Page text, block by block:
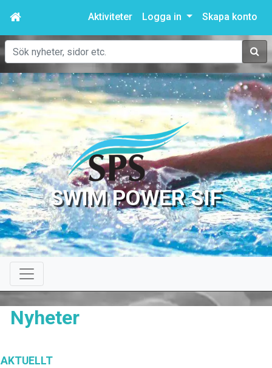
Aktiviteter Logga in Skapa konto
Sök
SWIM POWER SIF
AKTUELLT
Nyheter